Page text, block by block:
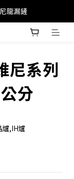
龍漏鏟
尼系列
分
,IH爐